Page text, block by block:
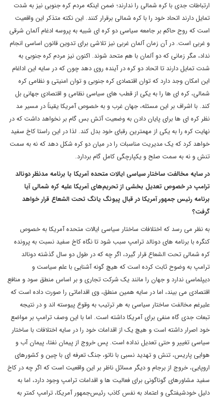
ارتباطات جدی با کره شمالی را ندارند؛ ضمن اینکه مردم کره جنوبی نیز به شدت
تمایل دارند اتحاد خود را با کره شمالی برقرار کنند. این نکته متذکر این واقعیت
است که روح حاکم بر جامعه سیاسی دو کره ای شبیه به پروسه ادغام آلمان شرقی
و غربی است. در آن زمان آلمان غربی نیز تلاشی برای تدوین قانون اساسی انجام
نداد، مگر زمانی که دو آلمان با هم متحد شوند. اکنون نیز مردم کره جنوبی به
شدت تمایل دارند تا اتحاد دو کره در آینده روی دهد چون که در سایه این اداغام
این امکان وجد دارد که توان اقتصادی کره جنوبی و توان امنیتی و نظامی کره
شمالی، کره ای ها را به یکی از قطب های سیاسی نظامی و اقتصادی جهانی بل
کند. با اشراف بر این مسئله، جهان غرب و به خصوص آمریکا یقیناً در مسیر مد
نظر کره ای ها برای پایان دادن به وضعیت آتش بس گام بر نخواهد داشت که در
نهایت کره را به یکی از مهمترین رقبای خود بدل کند. لذا در این راستا کاخ سفید
خواهد کرد که یک مدیریت مناسبات را در میان دو کره شکل دهد که نه به سمت
تنش و نه به سمت صلح و یکپارچگی کامل گام بردارد.
در سایه مخالفت ساختار سیاسی ایالات متحده آمریکا با برنامه مدنظر دونالد
ترامپ در خصوص تعدیل بخشی از تحریم‌های آمریکا علیه کره شمالی آیا
برنامه رئیس جمهور آمریکا در قبال پیونگ یانگ تحت الشعاع قرار خواهد
گرفت؟
به نظر می رسد که اختلافات ساختار سیاسی ایالات متحده آمریکا به خصوص
کنگره با برنامه های دونالد ترامپ سبب شود تا نگاه کاخ سفید نسبت به پرونده
کره شمالی تحت الشعاع قرار گیرد، اگر چه که در طول دو سال گذشته دونالد
ترامپ به وضوح ثابت کرده است که هیچ گونه آشنایی با علم سیاست و
دیپلماسی ندارد و جهان را مانند یک شرکت تجاری و بر اساس منطق سود و منافع
اقتصادی می بیند، اما در سایه همین منطق، وی اقداماتی را صورت داده است که
علیرغم مخالفت ساختار سیاسی به هر ترتیب به وقوع پیوسته اند و در نتیجه
تبعات جدی گاه منفی برای آمریکا داشته است. اما با این وصف ترامپ بر مواضع
خود اصرار داشته است و هیچ یک از اقدامات خود را در سایه اختلافات با ساختار
سیاسی تغییر و حتی تعدیل نداده است. پس خروج از پیمان نفتا، پیمان آب و
هوایی پاریس، تنش و تهدید نسبی با ناتو، جنگ تعرفه ای با چین و کشورهای
اروپایی، خروج از برجام و دیگر مسائل ناظر بر این واقعیت است که اگر چه در کاخ
سفید مشاورهای گوناگونی برای فعالیت ها و اقدامات ترامپ وجود دارد، اما به
دلیل خودشیفتگی و اعتماد به نفس کاذب رئیس‌جمهور آمریکا، ترامپ کمتر به